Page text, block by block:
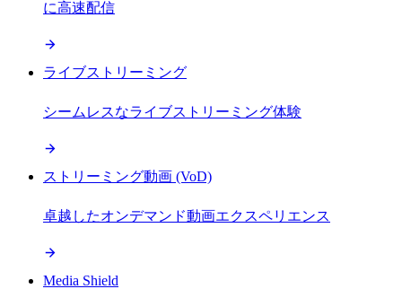
に高速配信
ライブストリーミング
シームレスなライブストリーミング体験
ストリーミング動画 (VoD)
卓越したオンデマンド動画エクスペリエンス
Media Shield